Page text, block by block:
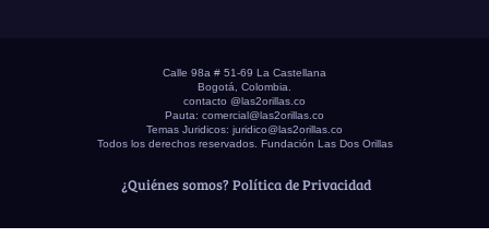
Calle 98a # 51-69 La Castellana
Bogotá, Colombia.
contacto @las2orillas.co
Pauta: comercial@las2orillas.co
Temas Juridicos: juridico@las2orillas.co
Todos los derechos reservados. Fundación Las Dos Orillas
¿Quiénes somos? Política de Privacidad